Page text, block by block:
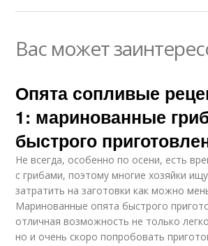
Вас может
Опята сопливые
1: маринованные
быстрого
Не всегда, особенно по осени, есть
с грибами, поэтому многие хозяйки
затратить на заготовки как можно
Маринованные опята быстрого
отличная возможность не только
но и очень скоро попробовать